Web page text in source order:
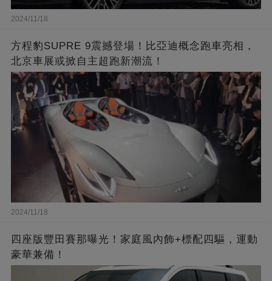
2024/11/18
方程豹SUPRE 9震撼登場！比亞迪概念跑車亮相，
北京車展或掀自主超跑新潮流！
2024/11/18
四座版豐田賽那曝光！家庭風內飾+標配四驅，運動
豪華兼備！